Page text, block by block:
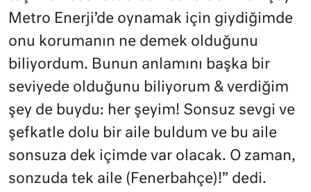
Metro Enerji’de oynamak için giydiğimde
onu korumanın ne demek olduğunu
biliyordum. Bunun anlamını başka bir
seviyede olduğunu biliyorum & verdiğim
şey de buydu: her şeyim! Sonsuz sevgi ve
şefkatle dolu bir aile buldum ve bu aile
sonsuza dek içimde var olacak. O zaman,
sonzuda tek aile (Fenerbahçe)!” dedi.